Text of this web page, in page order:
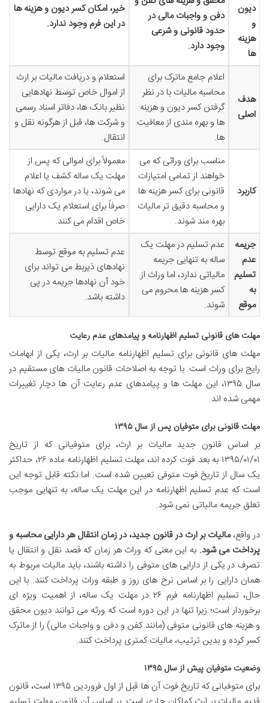
دیون
و
هزینه
ها
دفن و واجبات مالی در
حدود قانونی و شرعی
وجود دارد.
خیر، امکان کسر دیون و هزینه ها
در این فرم وجود ندارد.
هدف
اصلی
اعلام جامع ماترک برای
محاسبه مالیات با در نظر
گرفتن کسر دیون و هزینه
ها و بهره مندی از معافیت
ها.
استعلام و دریافت مالیات بر ارث
از اموال خاص توسط نهادهایی
نظیر بانک ها، دفاتر اسناد رسمی
و شرکت ها، قبل از هرگونه نقل و
انتقال.
کاربرد
مناسب برای وراثی که می
خواهند از تمامی امتیازات
قانونی برای کسر هزینه ها
و محاسبه دقیق تر مالیات
بهره مند شوند.
معمولاً برای اموالی که پس از
مهلت یک ساله کشف یا اعلام
می شوند، یا در مواردی که نهادها
صرفاً برای استعلام یک دارایی
خاص اقدام می کنند.
جریمه
عدم
تسلیم
به
موقع
عدم تسلیم در مهلت یک
ساله به تنهایی جریمه
مالیاتی ندارد، اما وراث از
کسر هزینه ها محروم می
شوند.
عدم تسلیم به موقع توسط
نهادهای ذیربط می تواند برای
خود آن نهادها جریمه در پی
داشته باشد.
مهلت های قانونی تسلیم اظهارنامه و پیامدهای عدم رعایت
مهلت های قانونی برای تسلیم اظهارنامه مالیات بر ارث، یکی از ابهامات
رایج برای وراث است. با توجه به اصلاحات قانون مالیات های مستقیم در
سال ۱۳۹۵، این مهلت ها و پیامدهای عدم رعایت آن ها دچار تغییرات
مهمی شده اند.
مهلت قانونی برای متوفیان پس از سال ۱۳۹۵
بر اساس قانون جدید مالیات بر ارث، برای متوفیانی که از تاریخ
۱۳۹۵/۰۱/۰۱ به بعد فوت کرده اند، مهلت تسلیم اظهارنامه ماده ۲۶، حداکثر
یک سال از تاریخ فوت متوفی تعیین شده است. اما نکته قابل توجه این
است که عدم تسلیم اظهارنامه در این مهلت یک ساله، به تنهایی موجب
تعلق جریمه مالیاتی نمی شود.
در واقع،مالیات بر ارث در قانون جدید، در زمان انتقال هر دارایی محاسبه و
پرداخت می شود. به این معنی که وراث هر زمان که قصد نقل و انتقال یا
تصرف در یکی از دارایی های متوفی را داشته باشند، باید مالیات مربوط به
همان دارایی را بر اساس نرخ های روز و طبقه وراث پرداخت کنند. با این
حال، تسلیم اظهارنامه فرم ۲۶ در مهلت یک ساله، از اهمیت ویژه ای
برخوردار است؛ زیرا تنها در این دوره است که ورثه می توانند دیون محقق
و هزینه های قانونی متوفی (مانند کفن و دفن و واجبات مالی) را از ماترک
کسر کرده و بدین ترتیب، مالیات کمتری پرداخت کنند.
وضعیت متوفیان پیش از سال ۱۳۹۵
برای متوفیانی که تاریخ فوت آن ها قبل از اول فروردین ۱۳۹۵ است، قانون